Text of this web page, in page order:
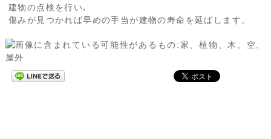
建物の点検を行い､
傷みが見つかれば早めの手当が建物の寿命を延ばします。